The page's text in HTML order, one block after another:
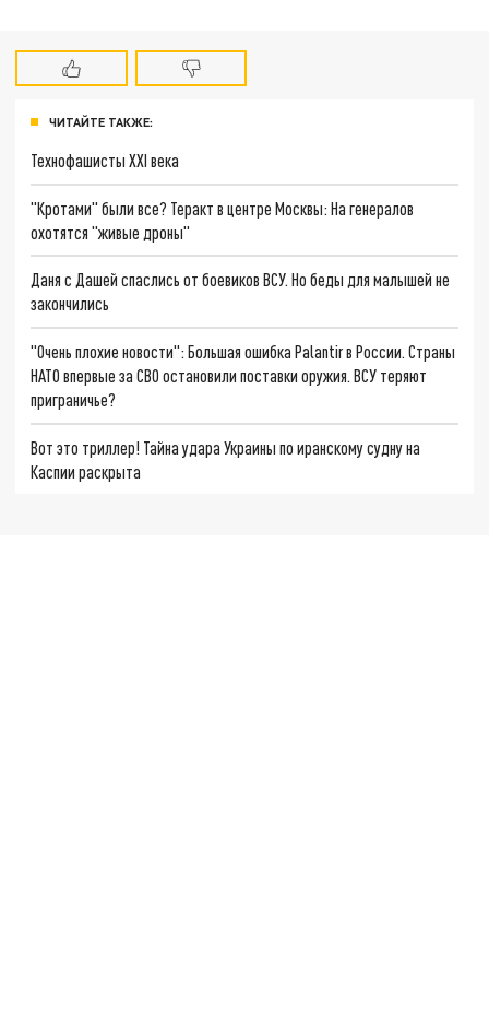
ЧИТАЙТЕ ТАКЖЕ:
Технофашисты XXI века
"Кротами" были все? Теракт в центре Москвы: На генералов
охотятся "живые дроны"
Даня с Дашей спаслись от боевиков ВСУ. Но беды для малышей не
закончились
"Очень плохие новости": Большая ошибка Palantir в России. Страны
НАТО впервые за СВО остановили поставки оружия. ВСУ теряют
приграничье?
Вот это триллер! Тайна удара Украины по иранскому судну на
Каспии раскрыта